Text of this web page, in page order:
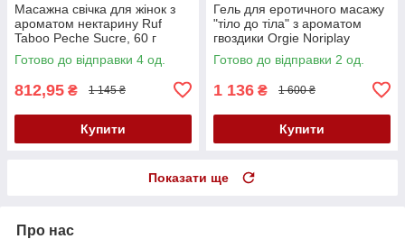
Масажна свічка для жінок з
ароматом нектарину Ruf
Taboo Peche Sucre, 60 г
Готово до відправки 4 од.
812,95 ₴ 1 145 ₴
Купити
Гель для еротичного масажу
"тіло до тіла" з ароматом
гвоздики Orgie Noriplay
Energizer, 500 мл (термін по
04.2027)
Готово до відправки 2 од.
1 136 ₴ 1 600 ₴
Купити
Показати ще
Про нас